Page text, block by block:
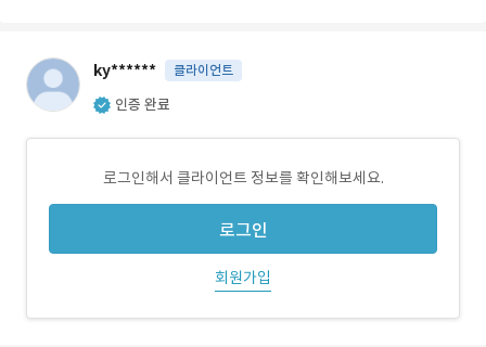
ky****** 클라이언트
인증 완료
로그인해서 클라이언트 정보를 확인해보세요.
로그인
회원가입